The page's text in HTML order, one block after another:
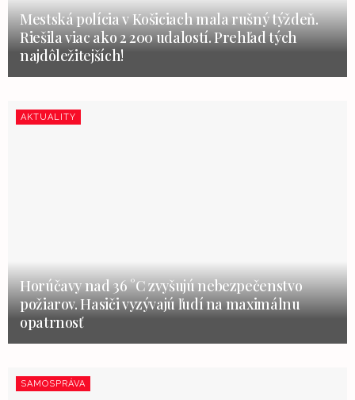
Mestská polícia v Košiciach mala rušný týždeň.
Riešila viac ako 2 200 udalostí. Prehľad tých
najdôležitejších!
AKTUALITY
Horúčavy nad 36 °C zvyšujú nebezpečenstvo
požiarov. Hasiči vyzývajú ľudí na maximálnu
opatrnosť
SAMOSPRÁVA